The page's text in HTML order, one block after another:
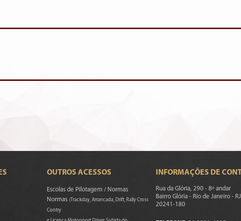
OUTROS ACESSOS
Escolas de Pilotagem / Normas
Normas(Trackday, Arrancada, Drift, Rally Cross
Contry
INFORMAÇÕES DE
Rua da Glória, 290 - 8º andar
Bairro Glória - Rio de Janeiro - RJ
20241-180